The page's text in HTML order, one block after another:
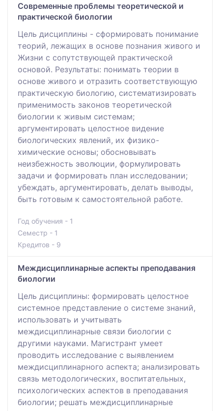
Современные проблемы теоретической и
практической биологии
Цель дисциплины - сформировать понимание
теорий, лежащих в основе познания живого и
Жизни с сопутствующей практической
основой. Результаты: понимать теории в
основе живого и отразить соответствующую
практическую биологию, систематизировать
применимость законов теоретической
биологии к живым системам;
аргументировать целостное видение
биологических явлений, их физико-
химические основы; обосновывать
неизбежность эволюции, формулировать
задачи и формировать план исследовании;
убеждать, аргументировать, делать выводы,
быть готовым к самостоятельной работе.
Год обучения - 1
Семестр - 1
Кредитов - 9
Mеждисциплинарные аспекты преподавания
биологии
Цель дисциплины: формировать целостное
системное представление о системе знаний,
использовать и учитывать
междисциплинарные связи биологии с
другими науками. Магистрант умеет
проводить исследование с выявлением
междисциплинарного аспекта; анализировать
связь методологических, воспитательных,
психологических аспектов в преподавания
биологии; решать междисциплинарные